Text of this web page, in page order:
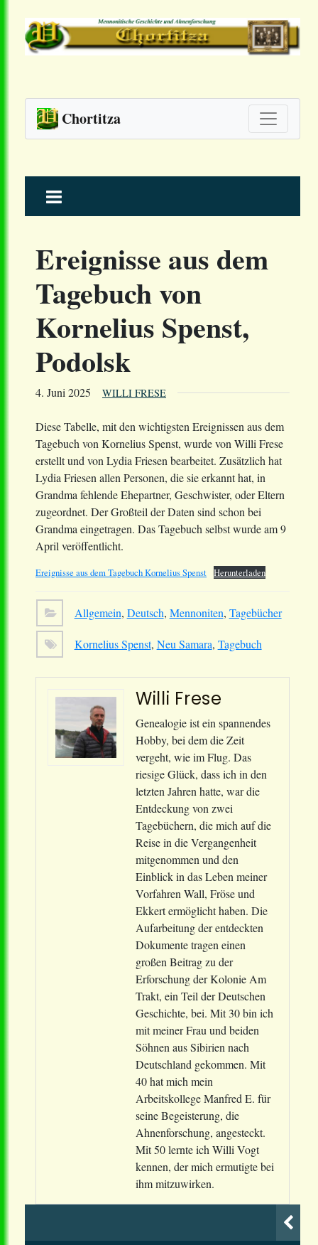
Chortitza
to
Ereignisse aus dem
Tagebuch von
Kornelius Spenst,
Podolsk
4. Juni 2025 WILLI FRESE
Diese Tabelle, mit den wichtigsten Ereignissen aus dem
Tagebuch von Kornelius Spenst, wurde von Willi Frese
erstellt und von Lydia Friesen bearbeitet. Zusätzlich hat
Lydia Friesen allen Personen, die sie erkannt hat, in
Grandma fehlende Ehepartner, Geschwister, oder Eltern
zugeordnet. Der Großteil der Daten sind schon bei
Grandma eingetragen. Das Tagebuch selbst wurde am 9
April veröffentlicht.
Ereignisse aus dem Tagebuch Kornelius Spenst Herunterladen
Allgemein, Deutsch, Mennoniten, Tagebücher
Kornelius Spenst, Neu Samara, Tagebuch
Willi Frese
Genealogie ist ein spannendes
Hobby, bei dem die Zeit
vergeht, wie im Flug. Das
riesige Glück, dass ich in den
letzten Jahren hatte, war die
Entdeckung von zwei
Tagebüchern, die mich auf die
Reise in die Vergangenheit
mitgenommen und den
Einblick in das Leben meiner
Vorfahren Wall, Fröse und
Ekkert ermöglicht haben. Die
Aufarbeitung der entdeckten
Dokumente tragen einen
großen Beitrag zu der
Erforschung der Kolonie Am
Trakt, ein Teil der Deutschen
Geschichte, bei. Mit 30 bin ich
mit meiner Frau und beiden
Söhnen aus Sibirien nach
Deutschland gekommen. Mit
40 hat mich mein
Arbeitskollege Manfred E. für
seine Begeisterung, die
Ahnenforschung, angesteckt.
Mit 50 lernte ich Willi Vogt
kennen, der mich ermutigte bei
ihm mitzuwirken.